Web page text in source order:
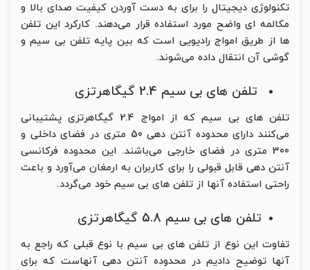
تکنولوژی دیجیتال را برای به دست آوردن کیفیت صدای بالا و
مکالمه ای واضح مورد استفاده قرار می‌دهند. کارکرد این تلفن
ها از طریق امواج رادیویی است که بین پایه تلفن بی سیم و
گوشی آن انتقال داده می‌شوند.
تلفن های بی سیم 2.4 گیگاهرتزی
تلفن های بی سیم که از امواج 2.4 گیگاهرتزی پشتیبانی
می‌کنند دارای محدوده آنتن دهی 50 متری در فضای داخلی و
300 متری در فضای خارجی می‌باشند. این محدوده فرکانسی
آنتن دهی قابل قبولی را برای کاربران به ارمغان می‌آورد و باعث
راحتی استفاده آنها از تلفن های بی سیم خود می‌گردد.
تلفن های بی سیم 5.8 گیگاهرتزی
تفاوت این نوع از تلفن های بی سیم با نوع قبلی که راجع به
آنها توضیح دادیم در محدوده آنتن دهی آنهاست که برای